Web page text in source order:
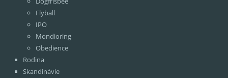
Flyball
IPO
Mondioring
Obedience
Rodina
Skandinávie